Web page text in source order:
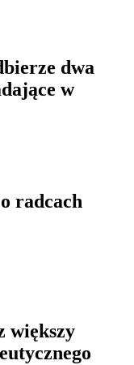
dwa
w
radcach
większy